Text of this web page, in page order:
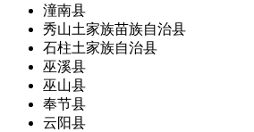
潼南县
秀山土家族苗族自治县
石柱土家族自治县
巫溪县
巫山县
奉节县
云阳县